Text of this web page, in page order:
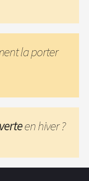
la porter
en hiver ?